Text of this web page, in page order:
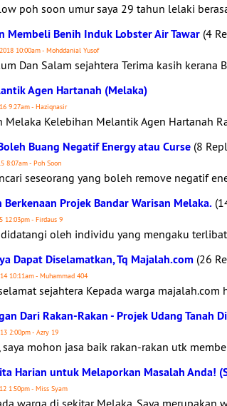
poh soon umur saya 29 tahun lelaki
Membeli Benih Induk Lobster Air Tawar (4
10:00am - Mohddanial Yusof
Dan Salam sejahtera Terima kasih kerana
Agen Hartanah (Melaka)
9:27am - Haziqnasir
Melaka Kelebihan Melantik Agen Hartanah
Buang Negatif Energy atau Curse (8
8:07am - Poh Soon
seseorang yang boleh remove negatif
Projek Bandar Warisan Melaka.
12:03pm - Firdaus 9
didatangi oleh individu yang mengaku
Dapat Diselamatkan, Tq Majalah.com (26
10:11am - Muhammad 404
sejahtera Kepada warga majalah.com
Dari Rakan-Rakan - Projek Udang Tanah
2:00pm - Azry 19
saya mohon jasa baik rakan-rakan utk
Harian untuk Melaporkan Masalah Anda!
1:50pm - Miss Syam
warga di sekitar Melaka. Saya merupakan